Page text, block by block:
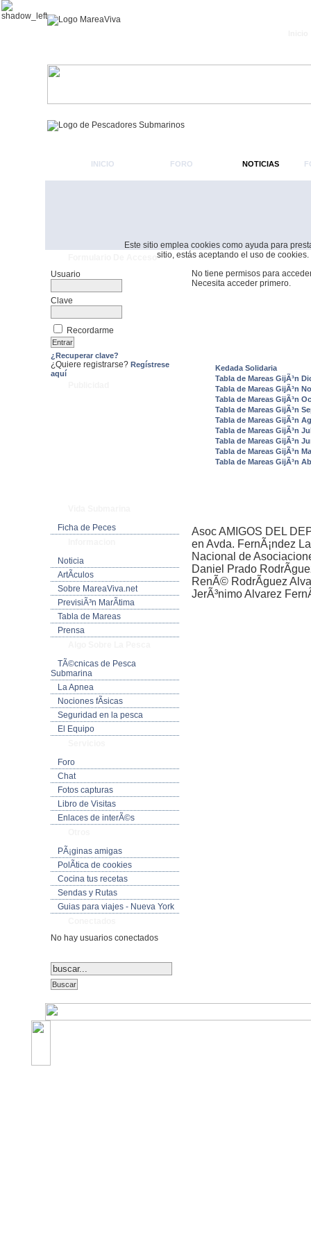
Este sitio emplea cookies como ayuda para
sitio, estás aceptando el uso de cookies.
INICIO FORO NOTICIAS
Usuario
Clave
Recordarme
¿Recuperar clave?
¿Quiere registrarse? Regístrese
aquí
Ficha de Peces
Noticia
ArtÃ­culos
Sobre MareaViva.net
PrevisiÃ³n MarÃ­tima
Tabla de Mareas
Prensa
TÃ©cnicas de Pesca
Submarina
La Apnea
Nociones fÃ­sicas
Seguridad en la pesca
El Equipo
Foro
Chat
Fotos capturas
Libro de Visitas
Enlaces de interÃ©s
PÃ¡ginas amigas
PolÃ­tica de cookies
Cocina tus recetas
Sendas y Rutas
Guias para viajes - Nueva York
No hay usuarios conectados
No tiene permisos para
Necesita acceder primero.
Kedada Solidaria
Tabla de Mareas GijÃ³n
Tabla de Mareas GijÃ³n
Tabla de Mareas GijÃ³n
Tabla de Mareas GijÃ³n
Tabla de Mareas GijÃ³n
Tabla de Mareas GijÃ³n
Tabla de Mareas GijÃ³n
Tabla de Mareas GijÃ³n
Tabla de Mareas GijÃ³n
Asoc AMIGOS DEL
en Avda. FernÃ¡ndez
Nacional de
Daniel Prado
RenÃ© RodrÃ­guez
JerÃ³nimo Alvarez